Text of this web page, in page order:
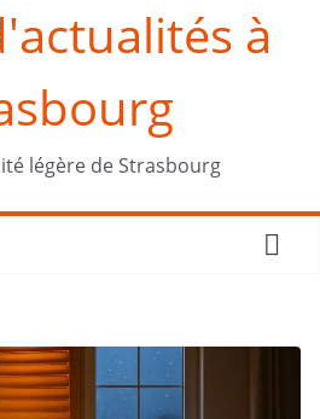
à
légère de Strasbourg